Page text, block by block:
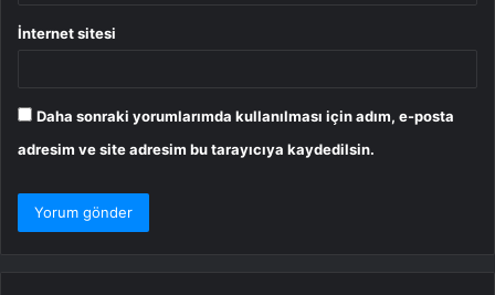
İnternet sitesi
Daha sonraki yorumlarımda kullanılması için adım, e-posta
adresim ve site adresim bu tarayıcıya kaydedilsin.